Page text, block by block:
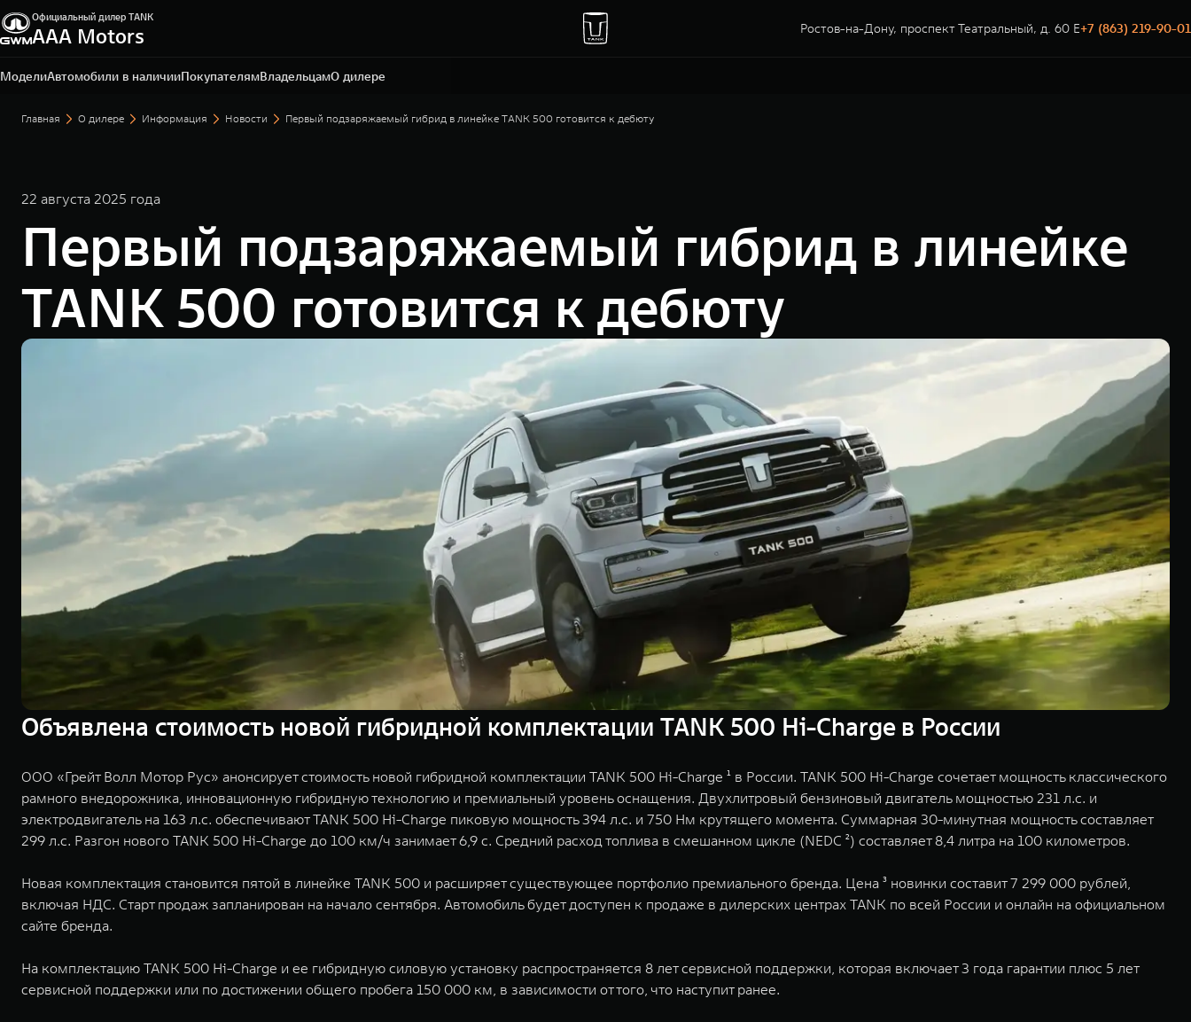
Официальный дилер TANK
ААА Motors Ростов-на-Дону, проспект Театральный, д. 60 Е+7 (863) 219-90-01
МоделиАвтомобили в наличииПокупателямВладельцамО дилере
Ростов-на-Дону, проспект Театральный, д. 60 Е
+7 (863) 219-90-01
Главная О дилере Информация Новости Первый подзаряжаемый гибрид в линейке TANK 500 готовится к дебюту
22 августа 2025 года
Первый подзаряжаемый гибрид в линейке
TANK 500 готовится к дебюту
Объявлена стоимость новой гибридной комплектации TANK 500 Hi-Charge в России
ООО «Грейт Волл Мотор Рус» анонсирует стоимость новой гибридной комплектации TANK 500 Hi-Charge ¹ в России. TANK 500 Hi-Charge сочетает мощность классического
рамного внедорожника, инновационную гибридную технологию и премиальный уровень оснащения. Двухлитровый бензиновый двигатель мощностью 231 л.с. и
электродвигатель на 163 л.с. обеспечивают TANK 500 Hi-Charge пиковую мощность 394 л.с. и 750 Нм крутящего момента. Суммарная 30-минутная мощность составляет
299 л.с. Разгон нового TANK 500 Hi-Charge до 100 км/ч занимает 6,9 с. Cредний расход топлива в смешанном цикле (NEDC ²) составляет 8,4 литра на 100 километров.
Новая комплектация становится пятой в линейке TANK 500 и расширяет существующее портфолио премиального бренда. Цена ³ новинки составит 7 299 000 рублей,
включая НДС. Старт продаж запланирован на начало сентября. Автомобиль будет доступен к продаже в дилерских центрах TANK по всей России и онлайн на официальном
сайте бренда.
На комплектацию TANK 500 Hi-Charge и ее гибридную силовую установку распространяется 8 лет сервисной поддержки, которая включает 3 года гарантии плюс 5 лет
сервисной поддержки или по достижении общего пробега 150 000 км, в зависимости от того, что наступит ранее.